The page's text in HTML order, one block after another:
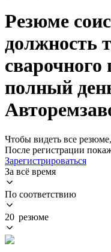
Резюме
должность
сварочного
полный
Чтобы видеть все
После регистрации
Зарегистрироваться
За всё время
По соответствию
20 резюме